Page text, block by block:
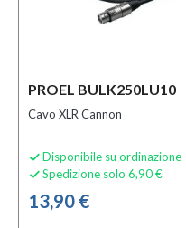
PROEL BULK250LU10
Cavo XLR Cannon
 Disponibile su ordinazione
 Spedizione solo 6,90 €
13,90 €